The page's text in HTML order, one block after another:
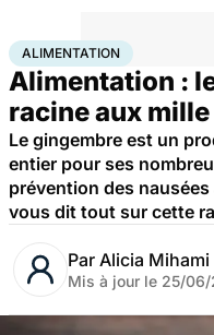
AccueilBien-être Nutrition
ALIMENTATION
Alimentation :
racine aux
Le gingembre est un
entier pour ses
prévention des
vous dit tout sur cette
Par Alicia Mihami
Mis à jour le 25/